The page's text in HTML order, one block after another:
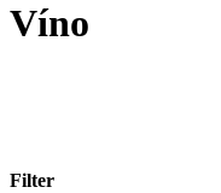
Víno
Filter